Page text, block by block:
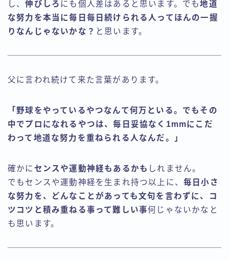
し、伸びしろ にも個人差はあると思います。でも地道
な努力を本当に毎日毎日続けられる人ってほんの一握
りなんじゃないかな？ と思います。
父に言われ続けて来た言葉があります。
「野球をやっているやつなんて何万といる。でもその
中でプロになれるやつは、毎日妥協なく1mmにこだ
わって地道な努力を重ねられる人なんだ。」
確かに センスや運動神経もあるかも しれません。
でもセンスや運動神経を生まれ持つ以上に、 毎日小さ
な努力を、どんなことがあっても文句を言わずに、コ
ツコツと積み重ねる事って難しい事何じゃないかなと
も思います。